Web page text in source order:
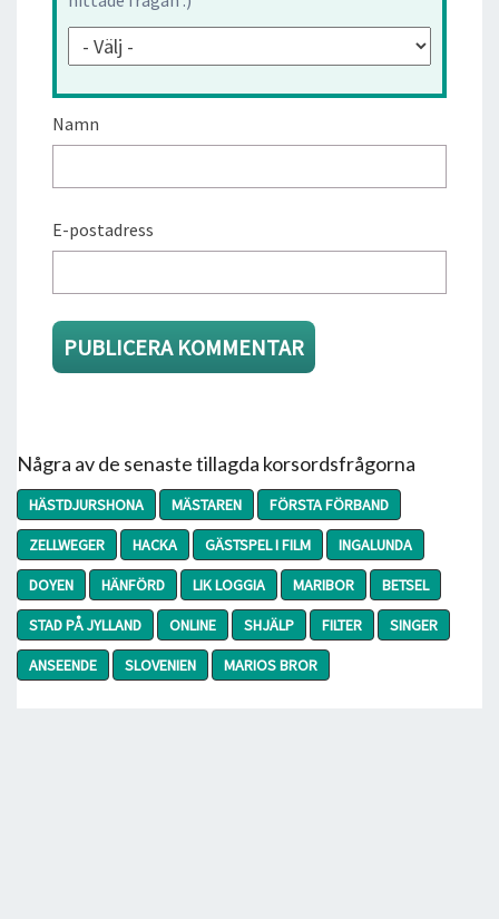
Namn
E-postadress
Några av de senaste tillagda korsordsfrågorna
HÄSTDJURSHONA MÄSTAREN
FÖRSTA FÖRBAND
ZELLWEGER
HACKA GÄSTSPEL I FILM
INGALUNDA
DOYEN
HÄNFÖRD LIK LOGGIA MARIBOR
BETSEL
STAD PÅ JYLLAND
ONLINE SHJÄLP FILTER
SINGER
ANSEENDE
SLOVENIEN MARIOS BROR